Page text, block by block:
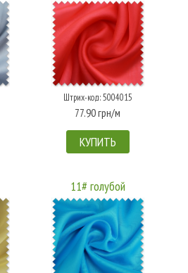
Штрих-код: 5004015
77.90 грн/м
КУПИТЬ
11# голубой